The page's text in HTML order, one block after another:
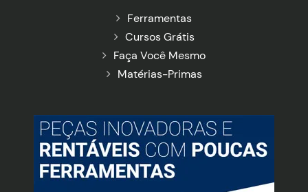
Ferramentas
Cursos Grátis
Faça Você Mesmo
Matérias-Primas